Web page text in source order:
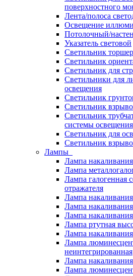
поверхностного
Лента/полоса
Освещение
Потолочный/
Указатель световой
Светильник
Светильник
Светильник для
Светильники для
освещения
Светильник
Светильник
Светильник
системы освещения
Светильник для
Светильник
Лампы
Лампа накаливания
Лампа
Лампа галогенная
отражателя
Лампа
Лампа
Лампа накаливания
Лампа ртутная
Лампа
Лампа
неинтегрированная
Лампа
Лампа